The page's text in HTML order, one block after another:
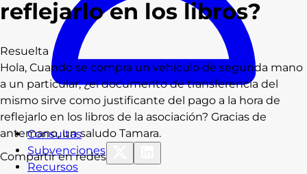
Consultas
Subvenciones
Recursos
reflejarlo en los libros?
Resuelta
Hola, Cuando se compra un vehículo de segunda mano
a un particular, ¿el documento de transferencia del
mismo sirve como justificante del pago a la hora de
reflejarlo en los libros de la asociación? Gracias de
antemano, un saludo Tamara.
Compartir en redes